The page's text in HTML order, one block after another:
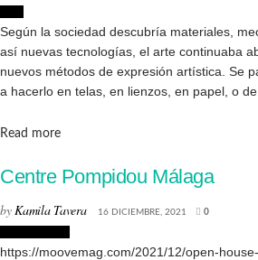
Según la sociedad descubría materiales,
así nuevas tecnologías, el arte continuaba
nuevos métodos de expresión artística. Se
a hacerlo en telas, en lienzos, en papel, o
Read moreDetails
Centre Pompidou Málaga
by Kamila Tavera 16 DICIEMBRE, 2021 0
https://moovemag.com/2021/12/open-